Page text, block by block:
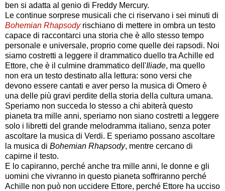
ben si adatta al genio di Freddy Mercury.
Le continue sorprese musicali che ci riservano i sei minuti di
Bohemian Rhapsodyrischiano di mettere in ombra un testo
capace di raccontarci una storia che è allo stesso tempo
personale e universale, proprio come quelle dei rapsodi. Noi
siamo costretti a leggere il drammatico duello tra Achille ed
Ettore, che è il culmine drammatico dell'Iliade, ma quello
non era un testo destinato alla lettura: sono versi che
devono essere cantati e aver perso la musica di Omero è
una delle più gravi perdite della storia della cultura umana.
Speriamo non succeda lo stesso a chi abiterà questo
pianeta tra mille anni, speriamo non siano costretti a leggere
solo i libretti del grande melodramma italiano, senza poter
ascoltare la musica di Verdi. E speriamo possano ascoltare
la musica di Bohemian Rhapsody, mentre cercano di
capirne il testo.
E lo capiranno, perché anche tra mille anni, le donne e gli
uomini che vivranno in questo pianeta soffriranno perché
Achille non può non uccidere Ettore, perché Ettore ha ucciso